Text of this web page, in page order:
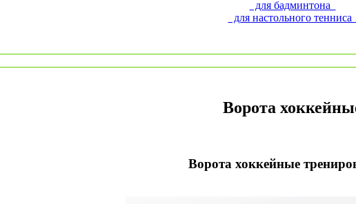
для бадминтона
для настольного тенниса
Ворота
Ворота хоккейные